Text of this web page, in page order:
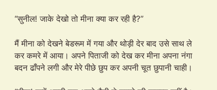
“सुनील! जाके देखो तो मीना क्या कर रही है?”
मैं मीना को देखने बेडरूम में गया और थोड़ी देर बाद उसे साथ ले
कर कमरे में आया। अपने पिताजी को देख कर मीना अपना नंगा
बदन ढाँपने लगी और मेरे पीछे छुप कर अपनी चूत छुपानी चाही।